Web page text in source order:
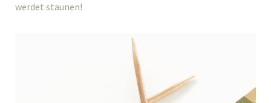
werdet staunen!